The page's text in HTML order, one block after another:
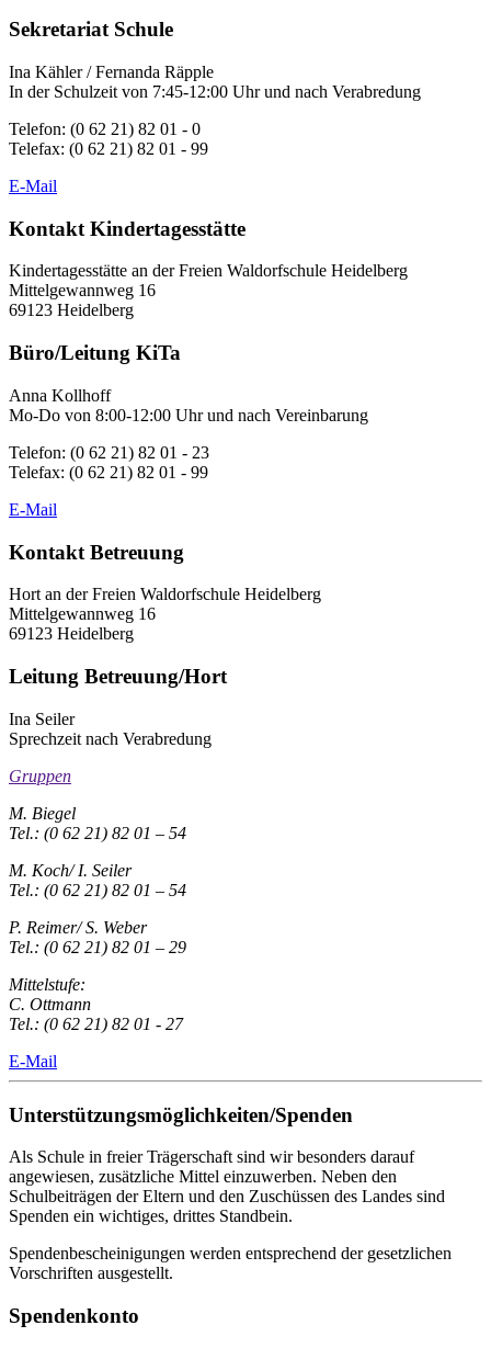
Sekretariat Schule
Ina Kähler / Fernanda Räpple
In der Schulzeit von 7:45-12:00 Uhr und nach Verabredung
Telefon: (0 62 21) 82 01 - 0
Telefax: (0 62 21) 82 01 - 99
E-Mail
Kontakt Kindertagesstätte
Kindertagesstätte an der Freien Waldorfschule Heidelberg
Mittelgewannweg 16
69123 Heidelberg
Büro/Leitung KiTa
Anna Kollhoff
Mo-Do von 8:00-12:00 Uhr und nach Vereinbarung
Telefon: (0 62 21) 82 01 - 23
Telefax: (0 62 21) 82 01 - 99
E-Mail
Kontakt Betreuung
Hort an der Freien Waldorfschule Heidelberg
Mittelgewannweg 16
69123 Heidelberg
Leitung Betreuung/Hort
Ina Seiler
Sprechzeit nach Verabredung
Gruppen
M. Biegel
Tel.: (0 62 21) 82 01 – 54
M. Koch/ I. Seiler
Tel.: (0 62 21) 82 01 – 54
P. Reimer/ S. Weber
Tel.: (0 62 21) 82 01 – 29
Mittelstufe:
C. Ottmann
Tel.: (0 62 21) 82 01 - 27
E-Mail
Unterstützungsmöglichkeiten/Spenden
Als Schule in freier Trägerschaft sind wir besonders darauf
angewiesen, zusätzliche Mittel einzuwerben. Neben den
Schulbeiträgen der Eltern und den Zuschüssen des Landes sind
Spenden ein wichtiges, drittes Standbein.
Spendenbescheinigungen werden entsprechend der gesetzlichen
Vorschriften ausgestellt.
Spendenkonto